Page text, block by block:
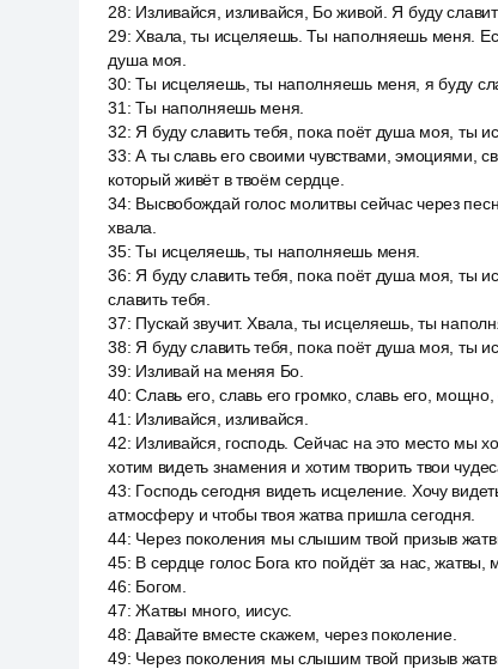
28: Изливайся, изливайся, Бо живой. Я буду
29:Хвала, ты исцеляешь. Ты наполняешь меня.
душа моя.
30:Ты исцеляешь, ты наполняешь меня, я буду
31 :Ты наполняешь меня.
32: Я буду славить тебя, пока поёт душа моя, ты
33:А ты славь его своими чувствами, эмоциями,
который живёт в твоём сердце.
34: Высвобождай голос молитвы сейчас через
хвала.
35:Ты исцеляешь, ты наполняешь меня.
36: Я буду славить тебя, пока поёт душа моя, ты
славить тебя.
37: Пускай звучит. Хвала, ты исцеляешь, ты
38: Я буду славить тебя, пока поёт душа моя, ты
39: Изливай на меняя Бо.
40:Славь его, славь его громко, славь его, мощно,
41 : Изливайся, изливайся.
42: Изливайся, господь. Сейчас на это место мы
хотим видеть знамения и хотим творить твои
43: Господь сегодня видеть исцеление. Хочу
атмосферу и чтобы твоя жатва пришла сегодня.
44: Через поколения мы слышим твой призыв
45: В сердце голос Бога кто пойдёт за нас, жатвы,
46: Богом.
47:Жатвы много, иисус.
48: Давайте вместе скажем, через поколение.
49: Через поколения мы слышим твой призыв